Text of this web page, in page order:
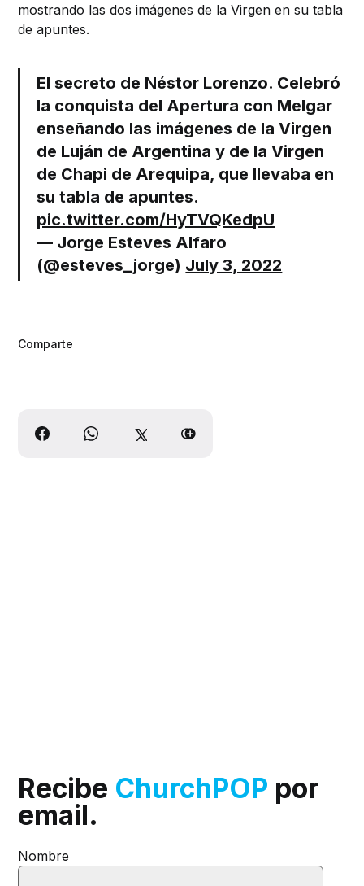
mostrando las dos imágenes de la Virgen en su tabla
de apuntes.
El secreto de Néstor Lorenzo. Celebró
la conquista del Apertura con Melgar
enseñando las imágenes de la Virgen
de Luján de Argentina y de la Virgen
de Chapi de Arequipa, que llevaba en
su tabla de apuntes.
pic.twitter.com/HyTVQKedpU
— Jorge Esteves Alfaro
(@esteves_jorge) July 3, 2022
Comparte
Recibe ChurchPOP por
email.
Nombre